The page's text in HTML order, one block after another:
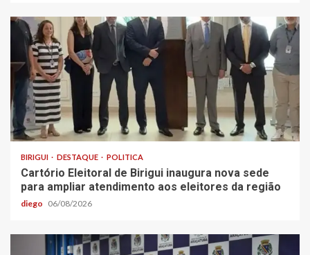
BIRIGUI DESTAQUE POLITICA
Cartório Eleitoral de Birigui inaugura nova sede
para ampliar atendimento aos eleitores da região
diego 06/08/2026